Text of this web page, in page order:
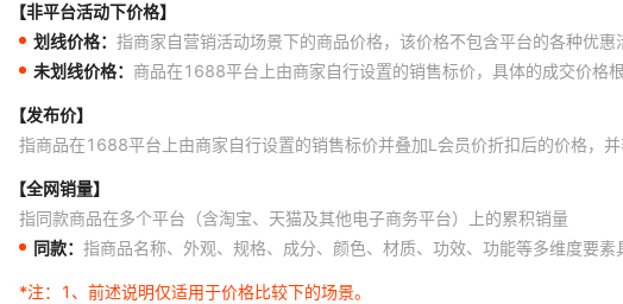
【非平台活动下价格】
划线价格： 指商家自营销活动场景下的商品价格，该价格不包含平台的各种优
未划线价格： 商品在1688平台上由商家自行设置的销售标价，具体的成交价格
【发布价】
指商品在1688平台上由商家自行设置的销售标价并叠加L会员价折扣后的价格，并
【全网销量】
指同款商品在多个平台（含淘宝、天猫及其他电子商务平台）上的累积销量
同款： 指商品名称、外观、规格、成分、颜色、材质、功效、功能等多维度要
*注：
1、前述说明仅适用于价格比较下的场景。